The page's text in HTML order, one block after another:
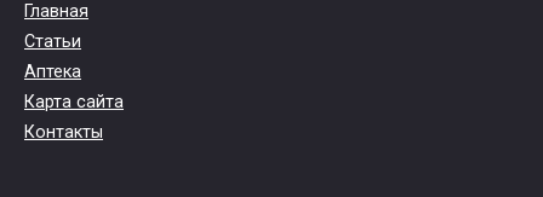
Главная
Статьи
Аптека
Карта сайта
Контакты